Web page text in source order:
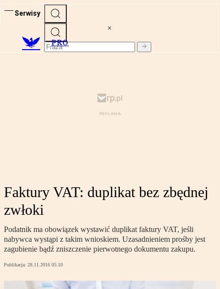
Serwisy
PRO
Faktury VAT: duplikat bez zbędnej
zwłoki
Podatnik ma obowiązek wystawić duplikat faktury VAT, jeśli
nabywca wystąpi z takim wnioskiem. Uzasadnieniem prośby jest
zagubienie bądź zniszczenie pierwotnego dokumentu zakupu.
Publikacja: 28.11.2016 05:10